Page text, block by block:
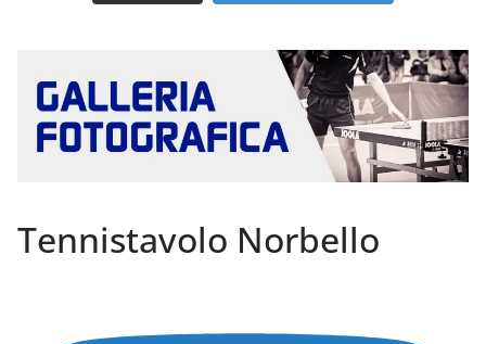
Tennistavolo Norbello